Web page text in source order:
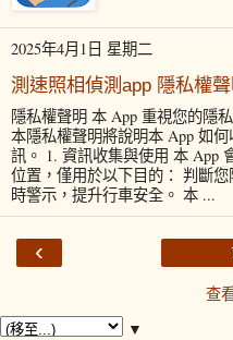
2025年4月1日 星期二
測速照相偵測app 隱私權聲
隱私權聲明 本 App 重視您的隱
本隱私權聲明將說明本 App 如
訊。 1. 資訊收集與使用 本 App
位置，僅用於以下目的： 判斷
時警示，提升行車安全。 本 ...
‹
查
▼